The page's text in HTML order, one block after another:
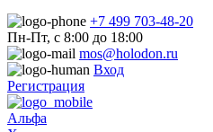
+7 499 703-48-20
Пн-Пт, с 8:00 до 18:00
mos@holodon.ru
Вход
Регистрация
Альфа